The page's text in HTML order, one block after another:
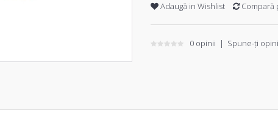
Adaugă in Wishlist
Compară
0 opinii | Spune-ţi